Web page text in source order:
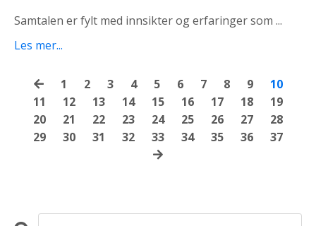
Samtalen er fylt med innsikter og erfaringer som ...
Les mer...
1 2 3 4 5 6 7 8 9
10
11
12 13 14 15 16 17 18
19
20
21 22 23 24 25 26 27
28
29
30 31 32 33 34 35 36 37